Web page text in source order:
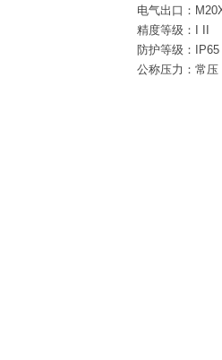
电气出口：
精度等级：I II
防护等级：IP65
公称压力：常压